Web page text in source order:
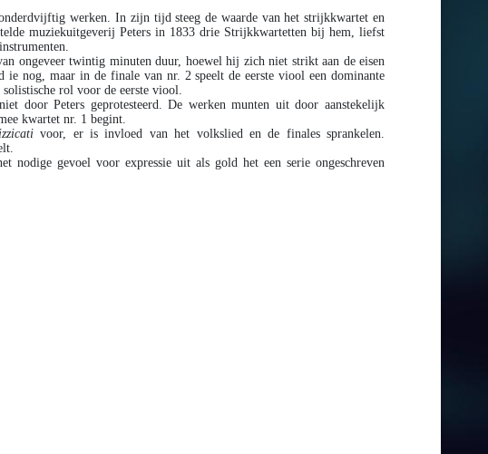
werken. In zijn tijd steeg de waarde van het strijkkwartet en
muziekuitgeverij Peters in 1833 drie Strijkkwartetten bij hem, liefst
ongeveer twintig minuten duur, hoewel hij zich niet strikt aan de eisen
nog, maar in de finale van nr. 2 speelt de eerste viool een dominante
rol voor de eerste viool.
door Peters geprotesteerd. De werken munten uit door aanstekelijk
kwartet nr. 1 begint.
voor, er is invloed van het volkslied en de finales sprankelen.
gevoel voor expressie uit als gold het een serie ongeschreven